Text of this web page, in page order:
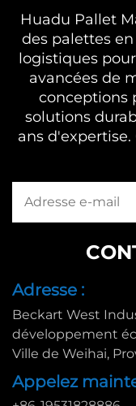
Huadu Pallet
des palettes
logistiques
avancées de
conceptions
solutions
ans
Adresse :
Beckart West
développement
Ville de Weihai,
Appelez